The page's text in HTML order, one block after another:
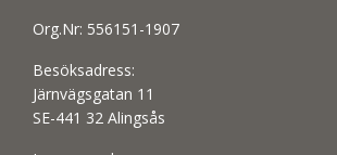
Org.Nr: 556151-1907
Besöksadress:
Järnvägsgatan 11
SE-441 32 Alingsås